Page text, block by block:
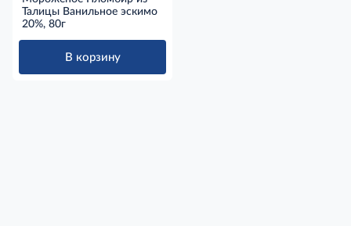
Талицы Ванильное эскимо
20%, 80г
В корзину